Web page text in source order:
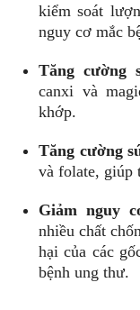
kiểm soát
nguy cơ mắc
Tăng cường
canxi và
khớp.
Tăng cường
và folate, giúp
Giảm nguy
nhiều chất
hại của các
bệnh ung thư.